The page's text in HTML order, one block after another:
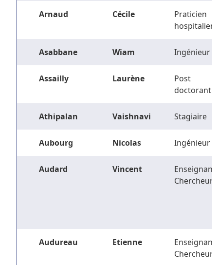
Arnaud Cécile
Praticien
hospitalier
Asabbane Wiam Ingénieur
Assailly Laurène
Post
doctorant
Athipalan Vaishnavi Stagiaire
Aubourg Nicolas Ingénieur
Audard Vincent
Enseignant-
Chercheur
Audureau Etienne
Enseignant-
Chercheur